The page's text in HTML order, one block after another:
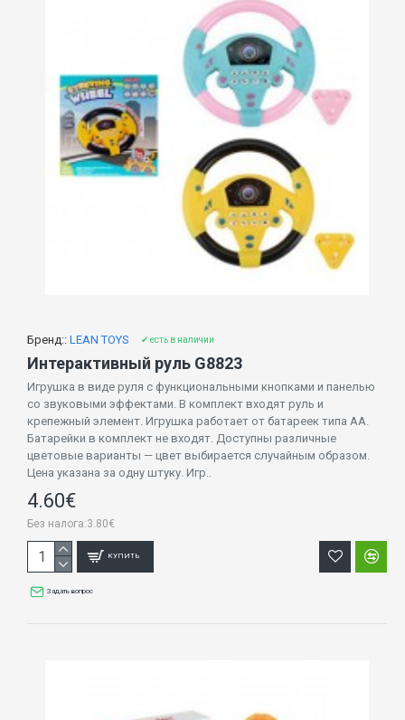
Бренд:: LEAN TOYS ✔ есть в наличии
Интерактивный руль G8823
Игрушка в виде руля с функциональными кнопками и панелью
со звуковыми эффектами. В комплект входят руль и
крепежный элемент. Игрушка работает от батареек типа AA.
Батарейки в комплект не входят. Доступны различные
цветовые варианты — цвет выбирается случайным образом.
Цена указана за одну штуку. Игр..
4.60€
Без налога:3.80€
КУПИТЬ
Задать вопрос